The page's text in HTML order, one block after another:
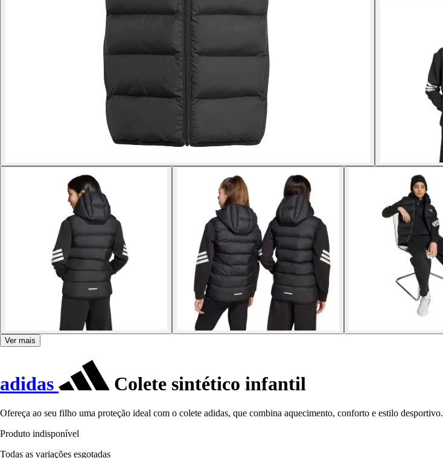
Ver mais
adidas Colete sintético infantil
Ofereça ao seu filho uma proteção ideal com o colete adidas, que combina aquecimento, conforto e estilo desportivo.
Produto indisponível
Todas as variações esgotadas